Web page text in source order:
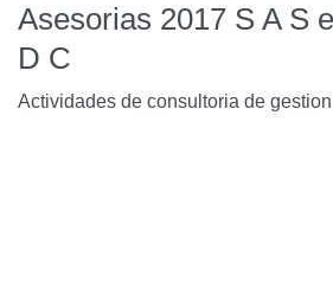
Asesorias 2017 S A S
D C
Actividades de consultoria de gestion